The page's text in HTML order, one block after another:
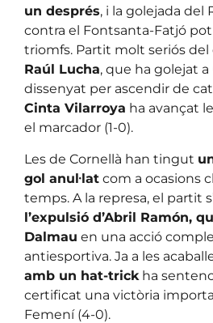
un després, i la golejada del
contra el Fontsanta-Fatjó pot
triomfs. Partit molt seriós
Raúl Lucha, que ha golejat
dissenyat per ascendir de
Cinta Vilarroya ha avançat
el marcador (1-0).
Les de Cornellà han tingut
gol anul·lat com a ocasions
temps. A la represa, el partit
l’expulsió d’Abril Ramón,
Dalmau en una acció
antiesportiva. Ja a les
amb un hat-trickha
certificat una victòria
Femení (4-0).